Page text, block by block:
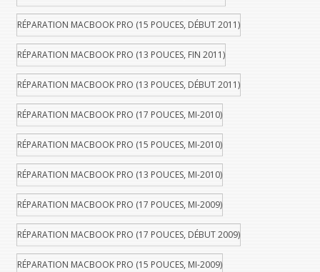
RÉPARATION MACBOOK PRO (15 POUCES, DÉBUT 2011)
RÉPARATION MACBOOK PRO (13 POUCES, FIN 2011)
RÉPARATION MACBOOK PRO (13 POUCES, DÉBUT 2011)
RÉPARATION MACBOOK PRO (17 POUCES, MI-2010)
RÉPARATION MACBOOK PRO (15 POUCES, MI-2010)
RÉPARATION MACBOOK PRO (13 POUCES, MI-2010)
RÉPARATION MACBOOK PRO (17 POUCES, MI-2009)
RÉPARATION MACBOOK PRO (17 POUCES, DÉBUT 2009)
RÉPARATION MACBOOK PRO (15 POUCES, MI-2009)